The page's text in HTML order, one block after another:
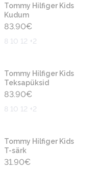
Tommy Hilfiger Kids
Kudum
83.90€
8 10 12 +2
Tommy Hilfiger Kids
Teksapüksid
83.90€
8 10 12 +2
Tommy Hilfiger Kids
T-särk
31.90€